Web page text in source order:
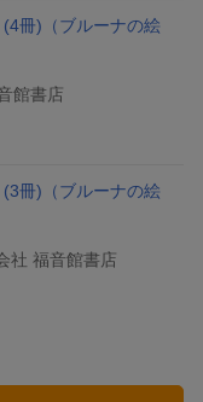
冊) （ブルーナの絵
館書店
冊) （ブルーナの絵
社 福音館書店